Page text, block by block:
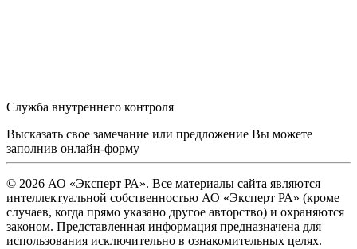
Служба внутреннего контроля
Высказать свое замечание или предложение Вы можете
заполнив онлайн-форму
© 2026 АО «Эксперт РА». Все материалы сайта являются
интеллектуальной собственностью АО «Эксперт РА» (кроме
случаев, когда прямо указано другое авторство) и охраняются
законом. Представленная информация предназначена для
использования исключительно в ознакомительных целях.